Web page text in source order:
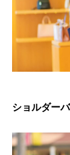
ショルダー